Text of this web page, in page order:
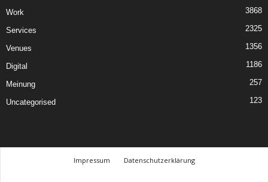
Work 3868
Services 2325
Venues 1356
Digital 1186
Meinung 257
Uncategorised 123
Impressum
Datenschutzerklärung